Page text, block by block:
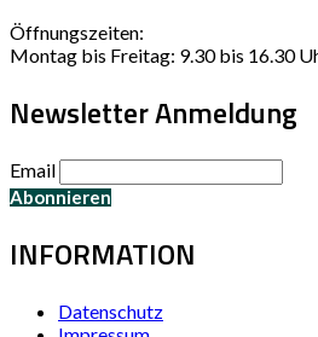
Öffnungszeiten:
Montag bis Freitag: 9.30 bis 16.30
Newsletter Anmeldung
Email
INFORMATION
Datenschutz